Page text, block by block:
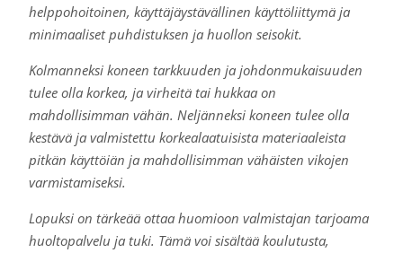
helppohoitoinen, käyttäjäystävällinen käyttöliittymä ja
minimaaliset puhdistuksen ja huollon seisokit.
Kolmanneksi koneen tarkkuuden ja johdonmukaisuuden
tulee olla korkea, ja virheitä tai hukkaa on
mahdollisimman vähän. Neljänneksi koneen tulee olla
kestävä ja valmistettu korkealaatuisista materiaaleista
pitkän käyttöiän ja mahdollisimman vähäisten vikojen
varmistamiseksi.
Lopuksi on tärkeää ottaa huomioon valmistajan tarjoama
huoltopalvelu ja tuki. Tämä voi sisältää koulutusta,